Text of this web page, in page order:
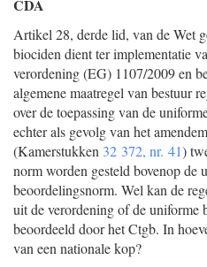
CDA
Artikel 28, derde lid, van de Wet
biociden dient ter implementatie
verordening (EG) 1107/2009 en
algemene maatregel van bestuur
over de toepassing van de
echter als gevolg van het
(Kamerstukken 32 372, nr. 41)
norm worden gesteld bovenop de
beoordelingsnorm. Wel kan de
uit de verordening of de uniforme
beoordeeld door het Ctgb. In
van een nationale kop?